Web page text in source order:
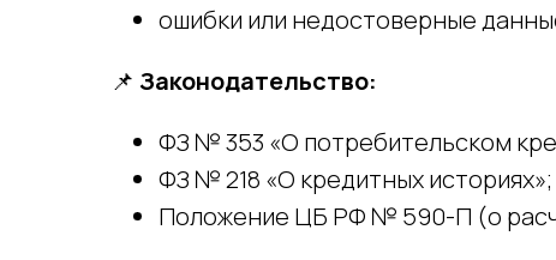
ошибки или недостоверные
📌 Законодательство:
ФЗ № 353 «О потребительском
ФЗ № 218 «О кредитных историях»;
Положение ЦБ РФ № 590-П (о